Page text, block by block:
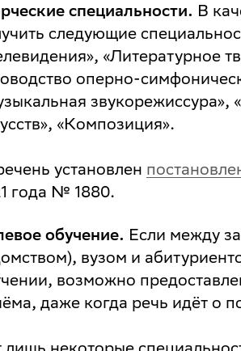
специальности. В
следующие
«Литературное
оперно-
звукорежиссура»,
«Композиция».
установлен
года № 1880.
обучение. Если между
вузом и
возможно
даже когда речь идёт о